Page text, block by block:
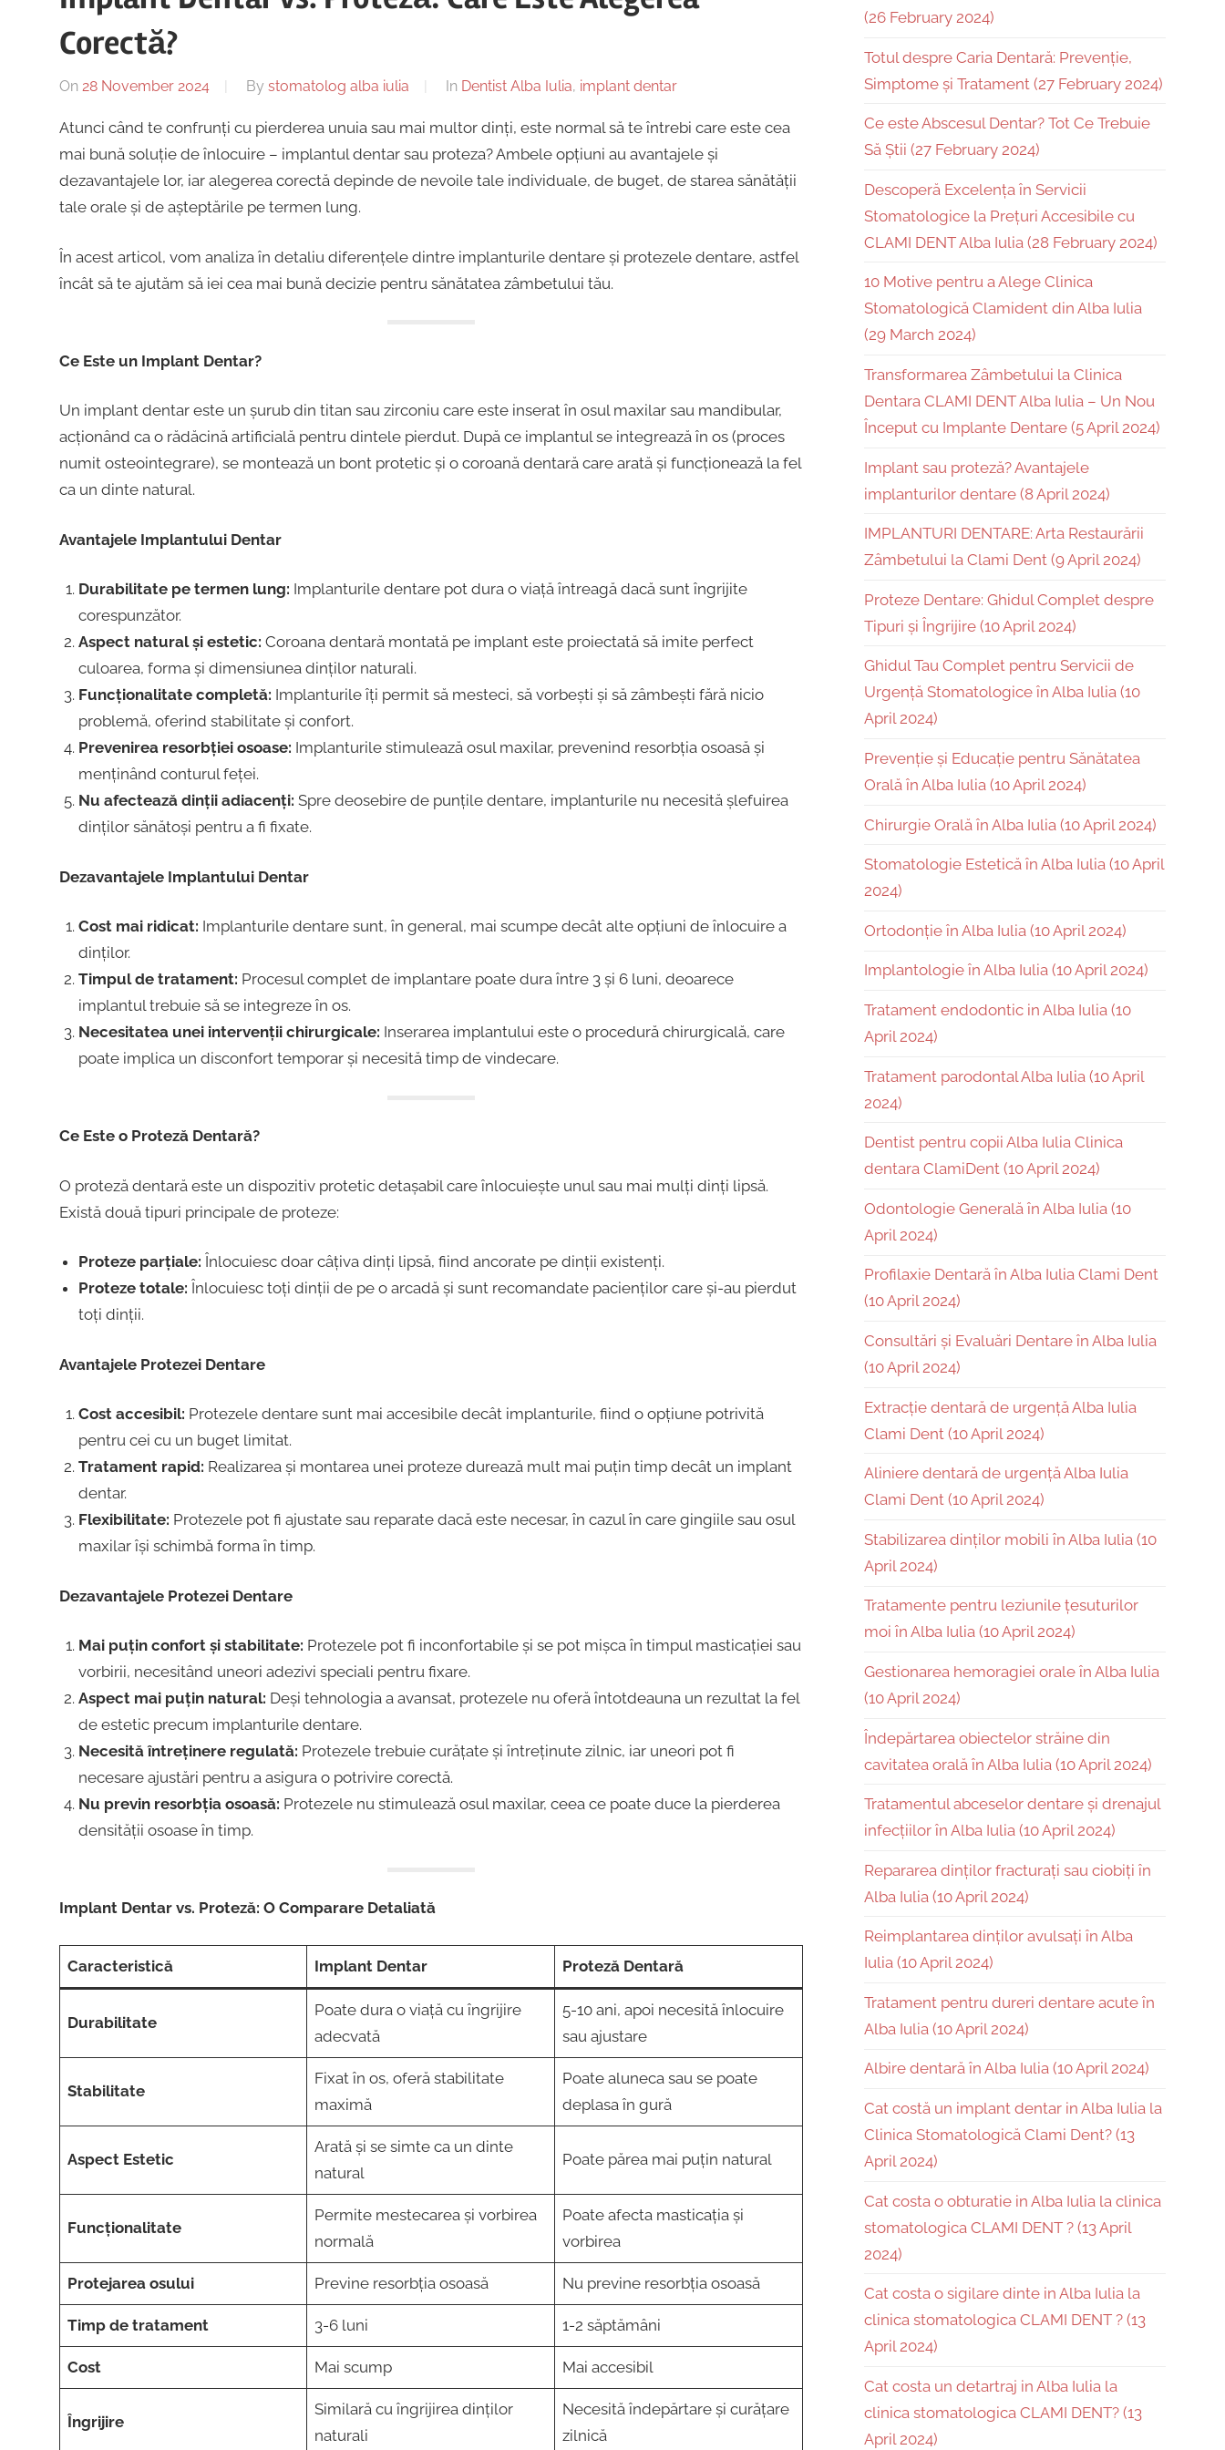
Corectă?
On 28 November 2024 By stomatolog alba iulia In Dentist Alba Iulia, implant dentar
Atunci când te confrunți cu pierderea unuia sau mai multor dinți, este normal să te întrebi care este cea
mai bună soluție de înlocuire – implantul dentar sau proteza? Ambele opțiuni au avantajele și
dezavantajele lor, iar alegerea corectă depinde de nevoile tale individuale, de buget, de starea sănătății
tale orale și de așteptările pe termen lung.
În acest articol, vom analiza în detaliu diferențele dintre implanturile dentare și protezele dentare, astfel
încât să te ajutăm să iei cea mai bună decizie pentru sănătatea zâmbetului tău.
Ce Este un Implant Dentar?
Un implant dentar este un șurub din titan sau zirconiu care este inserat în osul maxilar sau mandibular,
acționând ca o rădăcină artificială pentru dintele pierdut. După ce implantul se integrează în os (proces
numit osteointegrare), se montează un bont protetic și o coroană dentară care arată și funcționează la fel
ca un dinte natural.
Avantajele Implantului Dentar
Durabilitate pe termen lung: Implanturile dentare pot dura o viață întreagă dacă sunt îngrijite
corespunzător.
Aspect natural și estetic: Coroana dentară montată pe implant este proiectată să imite perfect
culoarea, forma și dimensiunea dinților naturali.
Funcționalitate completă: Implanturile îți permit să mesteci, să vorbești și să zâmbești fără nicio
problemă, oferind stabilitate și confort.
Prevenirea resorbției osoase: Implanturile stimulează osul maxilar, prevenind resorbția osoasă și
menținând conturul feței.
Nu afectează dinții adiacenți: Spre deosebire de punțile dentare, implanturile nu necesită șlefuirea
dinților sănătoși pentru a fi fixate.
Dezavantajele Implantului Dentar
Cost mai ridicat: Implanturile dentare sunt, în general, mai scumpe decât alte opțiuni de înlocuire a
dinților.
Timpul de tratament: Procesul complet de implantare poate dura între 3 și 6 luni, deoarece
implantul trebuie să se integreze în os.
Necesitatea unei intervenții chirurgicale: Inserarea implantului este o procedură chirurgicală, care
poate implica un disconfort temporar și necesită timp de vindecare.
Ce Este o Proteză Dentară?
O proteză dentară este un dispozitiv protetic detașabil care înlocuiește unul sau mai mulți dinți lipsă.
Există două tipuri principale de proteze:
Proteze parțiale: Înlocuiesc doar câțiva dinți lipsă, fiind ancorate pe dinții existenți.
Proteze totale: Înlocuiesc toți dinții de pe o arcadă și sunt recomandate pacienților care și-au pierdut
toți dinții.
Avantajele Protezei Dentare
Cost accesibil: Protezele dentare sunt mai accesibile decât implanturile, fiind o opțiune potrivită
pentru cei cu un buget limitat.
Tratament rapid: Realizarea și montarea unei proteze durează mult mai puțin timp decât un implant
dentar.
Flexibilitate: Protezele pot fi ajustate sau reparate dacă este necesar, în cazul în care gingiile sau osul
maxilar își schimbă forma în timp.
Dezavantajele Protezei Dentare
Mai puțin confort și stabilitate: Protezele pot fi inconfortabile și se pot mișca în timpul masticației sau
vorbirii, necesitând uneori adezivi speciali pentru fixare.
Aspect mai puțin natural: Deși tehnologia a avansat, protezele nu oferă întotdeauna un rezultat la fel
de estetic precum implanturile dentare.
Necesită întreținere regulată: Protezele trebuie curățate și întreținute zilnic, iar uneori pot fi
necesare ajustări pentru a asigura o potrivire corectă.
Nu previn resorbția osoasă: Protezele nu stimulează osul maxilar, ceea ce poate duce la pierderea
densității osoase în timp.
Implant Dentar vs. Proteză: O Comparare Detaliată
Caracteristică Implant Dentar Proteză Dentară
Durabilitate
Poate dura o viață cu îngrijire
adecvată
5-10 ani, apoi necesită înlocuire
sau ajustare
Stabilitate
Fixat în os, oferă stabilitate
maximă
Poate aluneca sau se poate
deplasa în gură
Aspect Estetic
Arată și se simte ca un dinte
natural
Poate părea mai puțin natural
Funcționalitate
Permite mestecarea și vorbirea
normală
Poate afecta masticația și
vorbirea
Protejarea osului Previne resorbția osoasă Nu previne resorbția osoasă
Timp de tratament 3-6 luni 1-2 săptămâni
Cost Mai scump Mai accesibil
Îngrijire
Similară cu îngrijirea dinților
naturali
Necesită îndepărtare și curățare
zilnică
(26 February 2024)
Totul despre Caria Dentară: Prevenție,
Simptome și Tratament (27 February 2024)
Ce este Abscesul Dentar? Tot Ce Trebuie
Să Știi (27 February 2024)
Descoperă Excelența în Servicii
Stomatologice la Prețuri Accesibile cu
CLAMI DENT Alba Iulia (28 February 2024)
10 Motive pentru a Alege Clinica
Stomatologică Clamident din Alba Iulia
(29 March 2024)
Transformarea Zâmbetului la Clinica
Dentara CLAMI DENT Alba Iulia – Un Nou
Început cu Implante Dentare (5 April 2024)
Implant sau proteză? Avantajele
implanturilor dentare (8 April 2024)
IMPLANTURI DENTARE: Arta Restaurării
Zâmbetului la Clami Dent (9 April 2024)
Proteze Dentare: Ghidul Complet despre
Tipuri și Îngrijire (10 April 2024)
Ghidul Tau Complet pentru Servicii de
Urgență Stomatologice în Alba Iulia (10
April 2024)
Prevenție și Educație pentru Sănătatea
Orală în Alba Iulia (10 April 2024)
Chirurgie Orală în Alba Iulia (10 April 2024)
Stomatologie Estetică în Alba Iulia (10 April
2024)
Ortodonție în Alba Iulia (10 April 2024)
Implantologie în Alba Iulia (10 April 2024)
Tratament endodontic in Alba Iulia (10
April 2024)
Tratament parodontal Alba Iulia (10 April
2024)
Dentist pentru copii Alba Iulia Clinica
dentara ClamiDent (10 April 2024)
Odontologie Generală în Alba Iulia (10
April 2024)
Profilaxie Dentară în Alba Iulia Clami Dent
(10 April 2024)
Consultări și Evaluări Dentare în Alba Iulia
(10 April 2024)
Extracție dentară de urgență Alba Iulia
Clami Dent (10 April 2024)
Aliniere dentară de urgență Alba Iulia
Clami Dent (10 April 2024)
Stabilizarea dinților mobili în Alba Iulia (10
April 2024)
Tratamente pentru leziunile țesuturilor
moi în Alba Iulia (10 April 2024)
Gestionarea hemoragiei orale în Alba Iulia
(10 April 2024)
Îndepărtarea obiectelor străine din
cavitatea orală în Alba Iulia (10 April 2024)
Tratamentul abceselor dentare și drenajul
infecțiilor în Alba Iulia (10 April 2024)
Repararea dinților fracturați sau ciobiți în
Alba Iulia (10 April 2024)
Reimplantarea dinților avulsați în Alba
Iulia (10 April 2024)
Tratament pentru dureri dentare acute în
Alba Iulia (10 April 2024)
Albire dentară în Alba Iulia (10 April 2024)
Cat costă un implant dentar in Alba Iulia la
Clinica Stomatologică Clami Dent? (13
April 2024)
Cat costa o obturatie in Alba Iulia la clinica
stomatologica CLAMI DENT ? (13 April
2024)
Cat costa o sigilare dinte in Alba Iulia la
clinica stomatologica CLAMI DENT ? (13
April 2024)
Cat costa un detartraj in Alba Iulia la
clinica stomatologica CLAMI DENT? (13
April 2024)